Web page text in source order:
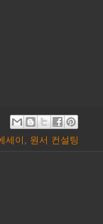
세이 , 원서 컨설팅